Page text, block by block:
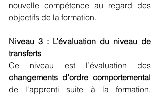
nouvelle compétence au regard des
objectifs de la formation.
Niveau 3 : L’évaluation du niveau de
transferts
changements d’ordre comportemental
de l'apprenti suite à la formation,